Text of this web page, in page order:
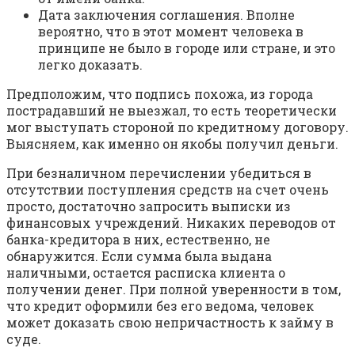
Дата заключения соглашения. Вполне
вероятно, что в этот момент человека в
принципе не было в городе или стране, и это
легко доказать.
Предположим, что подпись похожа, из города
пострадавший не выезжал, то есть теоретически
мог выступать стороной по кредитному договору.
Выясняем, как именно он якобы получил деньги.
При безналичном перечислении убедиться в
отсутствии поступления средств на счет очень
просто, достаточно запросить выписки из
финансовых учреждений. Никаких переводов от
банка-кредитора в них, естественно, не
обнаружится. Если сумма была выдана
наличными, остается расписка клиента о
получении денег. При полной уверенности в том,
что кредит оформили без его ведома, человек
может доказать свою непричастность к займу в
суде.